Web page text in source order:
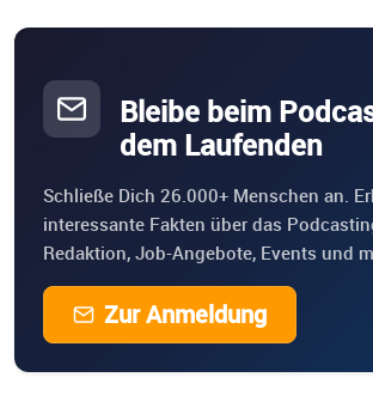
Bleibe beim
dem Laufenden
Schließe Dich 26.000+ Menschen an.
interessante Fakten über das
Redaktion, Job-Angebote, Events und
Zur Anmeldung